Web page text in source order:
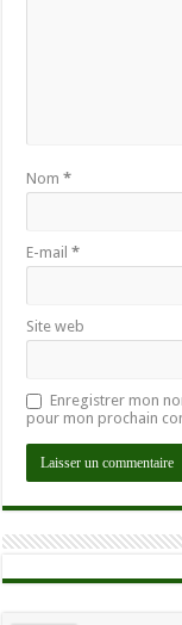
Nom*
E-mail*
Site web
Enregistrer mon
pour mon prochain